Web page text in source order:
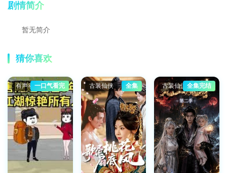
剧情简介
暂无简介
猜你喜欢
有声动漫一口气看完 古装仙侠 全集 古装仙侠 全集完结